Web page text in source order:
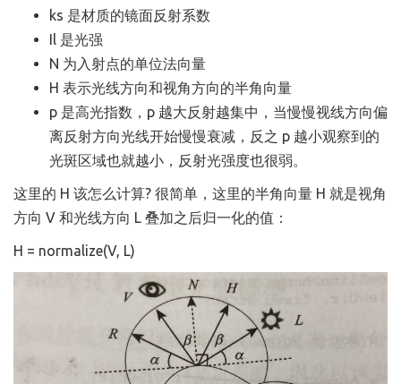
ks 是材质的镜面反射系数
Il 是光强
N 为入射点的单位法向量
H 表示光线方向和视角方向的半角向量
p 是高光指数，p 越大反射越集中，当慢慢视线方向偏
离反射方向光线开始慢慢衰减，反之 p 越小观察到的
光斑区域也就越小，反射光强度也很弱。
这里的 H 该怎么计算? 很简单，这里的半角向量 H 就是视角
方向 V 和光线方向 L 叠加之后归一化的值：
H = normalize(V, L)